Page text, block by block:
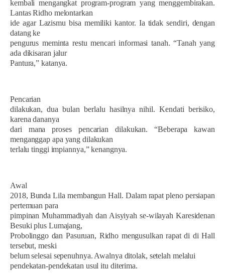
kembali mengangkat program-program yang menggembirakan.
Lantas Ridho melontarkan
ide agar Lazismu bisa memiliki kantor. Ia tidak sendiri, dengan
datang ke
pengurus meminta restu mencari informasi tanah. “Tanah yang
ada dikisaran jalur
Pantura,” katanya.
Pencarian
dilakukan, dua bulan berlalu hasilnya nihil. Kendati berisiko,
karena dananya
dari mana proses pencarian dilakukan. “Beberapa kawan
menganggap apa yang dilakukan
terlalu tinggi impiannya,” kenangnya.
Awal
2018, Bunda Lila membangun Hall. Dalam rapat pleno persiapan
pertemuan para
pimpinan Muhammadiyah dan Aisyiyah se-wilayah Karesidenan
Besuki plus Lumajang,
Probolinggo dan Pasuruan, Ridho mengusulkan rapat di di Hall
tersebut, meski
belum selesai sepenuhnya. Awalnya ditolak, setelah melalui
pendekatan-pendekatan usul itu diterima.